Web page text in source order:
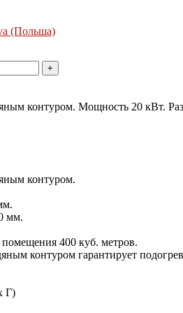
(Польша)
+
контуром. Мощность 20 кВт.
контуром.
мм.
400 куб. метров.
контуром гарантирует
Г)